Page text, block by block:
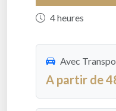
4 heures
Avec
A partir de